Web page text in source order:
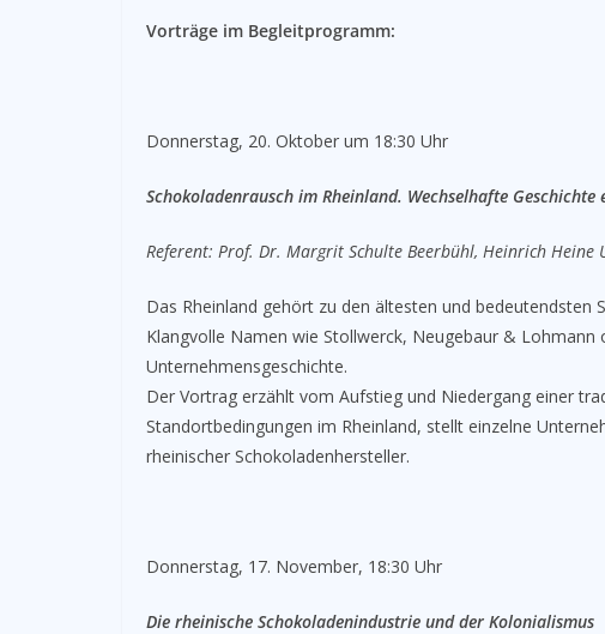
Vorträge im Begleitprogramm:
Donnerstag, 20. Oktober um 18:30 Uhr
Schokoladenrausch im Rheinland. Wechselhafte
Referent: Prof. Dr. Margrit Schulte Beerbühl, Heinrich Heine
Das Rheinland gehört zu den ältesten und bedeutendsten
Klangvolle Namen wie Stollwerck, Neugebaur &
Unternehmensgeschichte.
Der Vortrag erzählt vom Aufstieg und Niedergang einer
Standortbedingungen im Rheinland, stellt einzelne
rheinischer Schokoladenhersteller.
Donnerstag, 17. November, 18:30 Uhr
Die rheinische Schokoladenindustrie und der Kolonialismus